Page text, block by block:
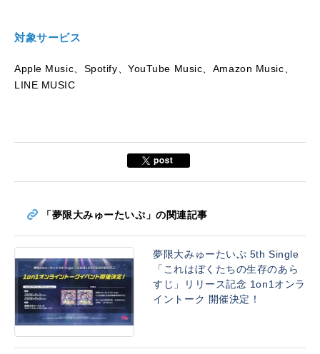
対象サービス
Apple Music、Spotify、YouTube Music、Amazon Music、
LINE MUSIC
「夢限大みゅーたいぷ」の関連記事
夢限大みゅーたいぷ 5th Single
「これはぼくたちの生存のあら
すじ」リリース記念 1on1オンラ
イントーク 開催決定！